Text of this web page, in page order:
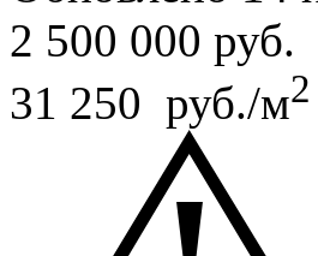
2 500 000 руб.
31 250 руб./м2